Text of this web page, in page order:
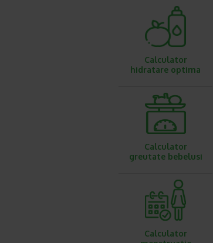
Calculator
hidratare optima
Calculator
greutate bebelusi
Calculator